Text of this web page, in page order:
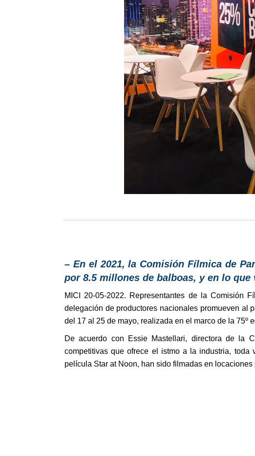
– En el 2021, la Comisión Fílmica de
por 8.5 millones de balboas, y en lo que
MICI 20-05-2022. Representantes de la Comisión
delegación de productores nacionales promueven al
del 17 al 25 de mayo, realizada en el marco de la 75º
De acuerdo con Essie Mastellari, directora de la
competitivas que ofrece el istmo a la industria,
película Star at Noon, han sido filmadas en locaciones